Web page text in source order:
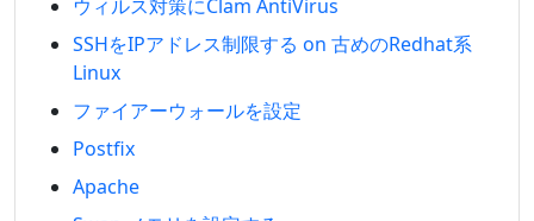
ウィルス対策にClam AntiVirus
SSHをIPアドレス制限する on 古めのRedhat系
Linux
ファイアーウォールを設定
Postfix
Apache